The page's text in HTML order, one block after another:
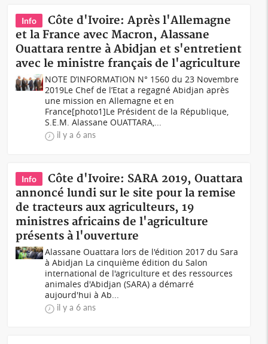
Info
Côte d'Ivoire: Après l'Allemagne
et la France avec Macron, Alassane
Ouattara rentre à Abidjan et s'entretient
avec le ministre français de l'agriculture
NOTE D’INFORMATION N° 1560 du 23 Novembre
2019Le Chef de l’Etat a regagné Abidjan après
une mission en Allemagne et en
France[photo1]Le Président de la République,
S.E.M. Alassane OUATTARA,...
il y a 6 ans
Info
Côte d'Ivoire: SARA 2019, Ouattara
annoncé lundi sur le site pour la remise
de tracteurs aux agriculteurs, 19
ministres africains de l'agriculture
présents à l'ouverture
Alassane Ouattara lors de l'édition 2017 du Sara
à Abidjan La cinquième édition du Salon
international de l'agriculture et des ressources
animales d'Abidjan (SARA) a démarré
aujourd'hui à Ab...
il y a 6 ans